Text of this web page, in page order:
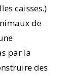
caisses.)
de
par la
des